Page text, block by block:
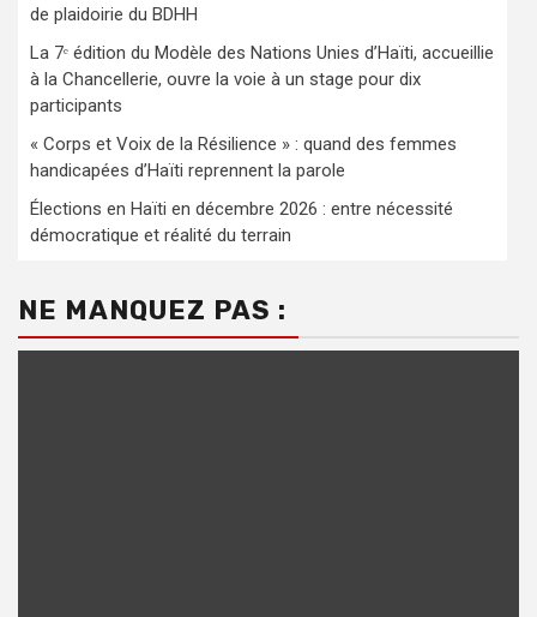
de plaidoirie du BDHH
La 7ᵉ édition du Modèle des Nations Unies d’Haïti, accueillie
à la Chancellerie, ouvre la voie à un stage pour dix
participants
« Corps et Voix de la Résilience » : quand des femmes
handicapées d’Haïti reprennent la parole
Élections en Haïti en décembre 2026 : entre nécessité
démocratique et réalité du terrain
NE MANQUEZ PAS :